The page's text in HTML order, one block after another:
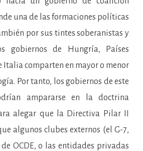
una de las formaciones políticas
por sus tintes soberanistas y
gobiernos de Hungría, Países
Italia comparten en mayor o menor
Por tanto, los gobiernos de este
ampararse en la doctrina
alegar que la Directiva Pilar II
algunos clubes externos (el G-7,
OCDE, o las entidades privadas